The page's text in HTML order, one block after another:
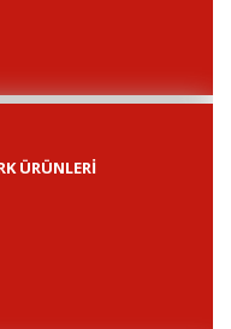
ÜRÜNLERİ